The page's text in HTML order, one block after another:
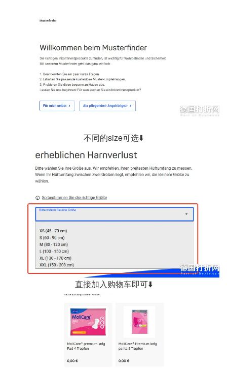
不同的size可选⬇️
直接加入购物车即可⬇️